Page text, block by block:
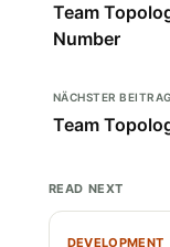
Team
Number
NÄCHSTER
Team
READ NEXT
DEVELOPMENT